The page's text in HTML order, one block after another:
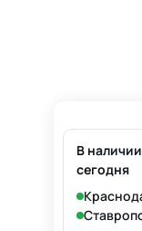
В
сегодня